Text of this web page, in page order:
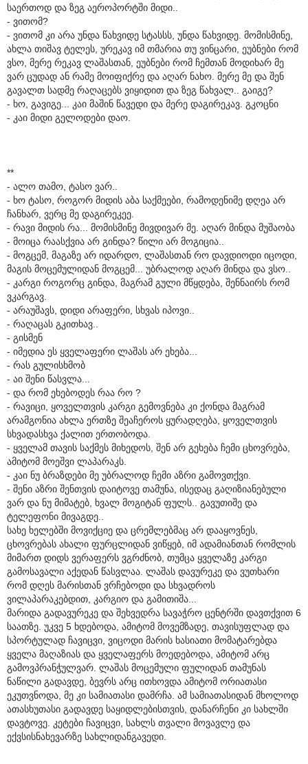
საერთოდ და ზეგ აეროპორტში მიდი..
- ვითომ?
- ვითომ კი არა უნდა წახვიდე სტასსს, უნდა წახვიდე. მომისმინე,
ახლა თიშავ ტელეს, ურეკავ იმ თმარია თუ ვინცარი, ეუბნები რომ
ვსო, მერე რეკავ ლაშასთან, ეუბნები რომ ჩემთან მოდიხარ მე
ვარ ცუდად ან რამე მოიფიქრე და აღარ ნახო. მერე მე და შენ
გავალთ სადმე რაღაცებს ვიყიდით და ზეგ წახვალ.. გაიგე?
- ხო, გავიგე... კაი მაშინ წავედი და მერე დაგირეკავ. გკოცნი
- კაი მიდი გელოდები დაო.
**
- ალო თამო, ტასო ვარ..
- ხო ტასო, როგორ მიდის აბა საქმეები, რამოდენიმე დღეა არ
ჩანხარ, ვერც მე დაგირეკეე.
- რავი მიდის რა... მომისმინე მივდივარ მე. აღარ მინდა მუშაობა
- მოიცა რაასქვია არ გინდა? წილი არ მოგიცია..
- მოგცემ, მაგაზე არ იდარდო, ლაშასთან რო დავდიოდი იცოდი,
მაგის მოცემულიდან მოგცემ... უბრალოდ აღარ მინდა და ვსო..
- კარგი როგორც გინდა, მაგრამ გული მწყდება, შენნაირს რომ
ვკარგავ.
- არაუშავს, დიდი არაფერი, სხვას იპოვი..
- რაღაცას გკითხავ..
- გისმენ
- იმედია ეს ყველაფერი ლაშას არ ეხება...
- რას გულისხმობ
- აი შენი წასვლა...
- და რომ ეხებოდეს რაა რო ?
- რავიცი, ყოველთვის კარგი გემოვნება კი ქონდა მაგრამ
არამგონია ახლა ერთზე შეაჩეროს ყურადღება, ყოველთვის
სხვადასხვა ქალით ერთობოდა.
- ყველამ თავის საქმეს მიხედოს, შენ არ გეხება ჩემი ცხოვრება,
ამიტომ მოეშვი ლაპარაკს.
- კაი ნუ ბრაზდები მე უბრალოდ ჩემი აზრი გამოვთქვი.
- შენი აზრი შენთვის დაიტოვე თამუნა, ისედაც გაღიზიანებული
ვარ და ნუ მიმატებ, ხვალ მოგიტან ფულს.. გავუთიშე და
ტელეფონი მივაგდე..
სახე ხელებში მოვიქციე და ცრემლებმაც არ დააყოვნეს,
ცხოვრებას ახალი ფურცლიდან ვიწყებ, იმ ადამიანთან რომლის
მიმართ დიდს ვერაფერს ვგრძნობ, თუმცა ყველაზე კარგი
გამოსავალი აქედან წასვლაა. ლაშას დავურეკე და ვუთხარი
რომ დღეს მარისთან ვრჩებოდი და სხვადროს
ვილაპარაკებდით, კარგიო და გამითიშა...
მარიდა გადავურეკე და შეხვედრა სავაჭრო ცენტრში დავთქვით 6
საათზე. უკვე 5 ხდებოდა, ამიტომ მოვემზადე, თავისუფლად და
სპორტულად ჩავიცვი, ვიცოდი მარის ხასიათი მომატარებდა
ყველა მაღაზიას და ყველაფერს მოედებოდა, ამიტომ არც
გამოვპრანჭულვარ. ლაშას მოცემული ფულიდან თამუნას
ნაწილი გადავდე, ბევრს არც ითხოვდა ამიტომ ორიათასი
ეკუთვნოდა, მე კი სამიათასი დამრჩა. ამ სამიათასიდან მხოლოდ
ათასხუთასი გადავდე საყიდლებისთვის, დანარჩენი კი სახლში
დავტოვე. კეტები ჩავიცვი, სახლს თვალი მოვავლე და
ექვსისნახევარზე სახლიდანგავედი.